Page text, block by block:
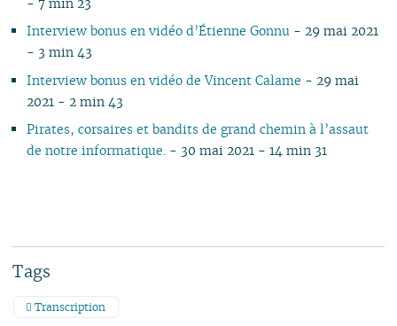
Interview bonus en vidéo d’Étienne Gonnu - 29 mai 2021
- 3 min 43
Interview bonus en vidéo de Vincent Calame - 29 mai
2021 - 2 min 43
Pirates, corsaires et bandits de grand chemin à l’assaut
de notre informatique. - 30 mai 2021 - 14 min 31
Tags
Transcription